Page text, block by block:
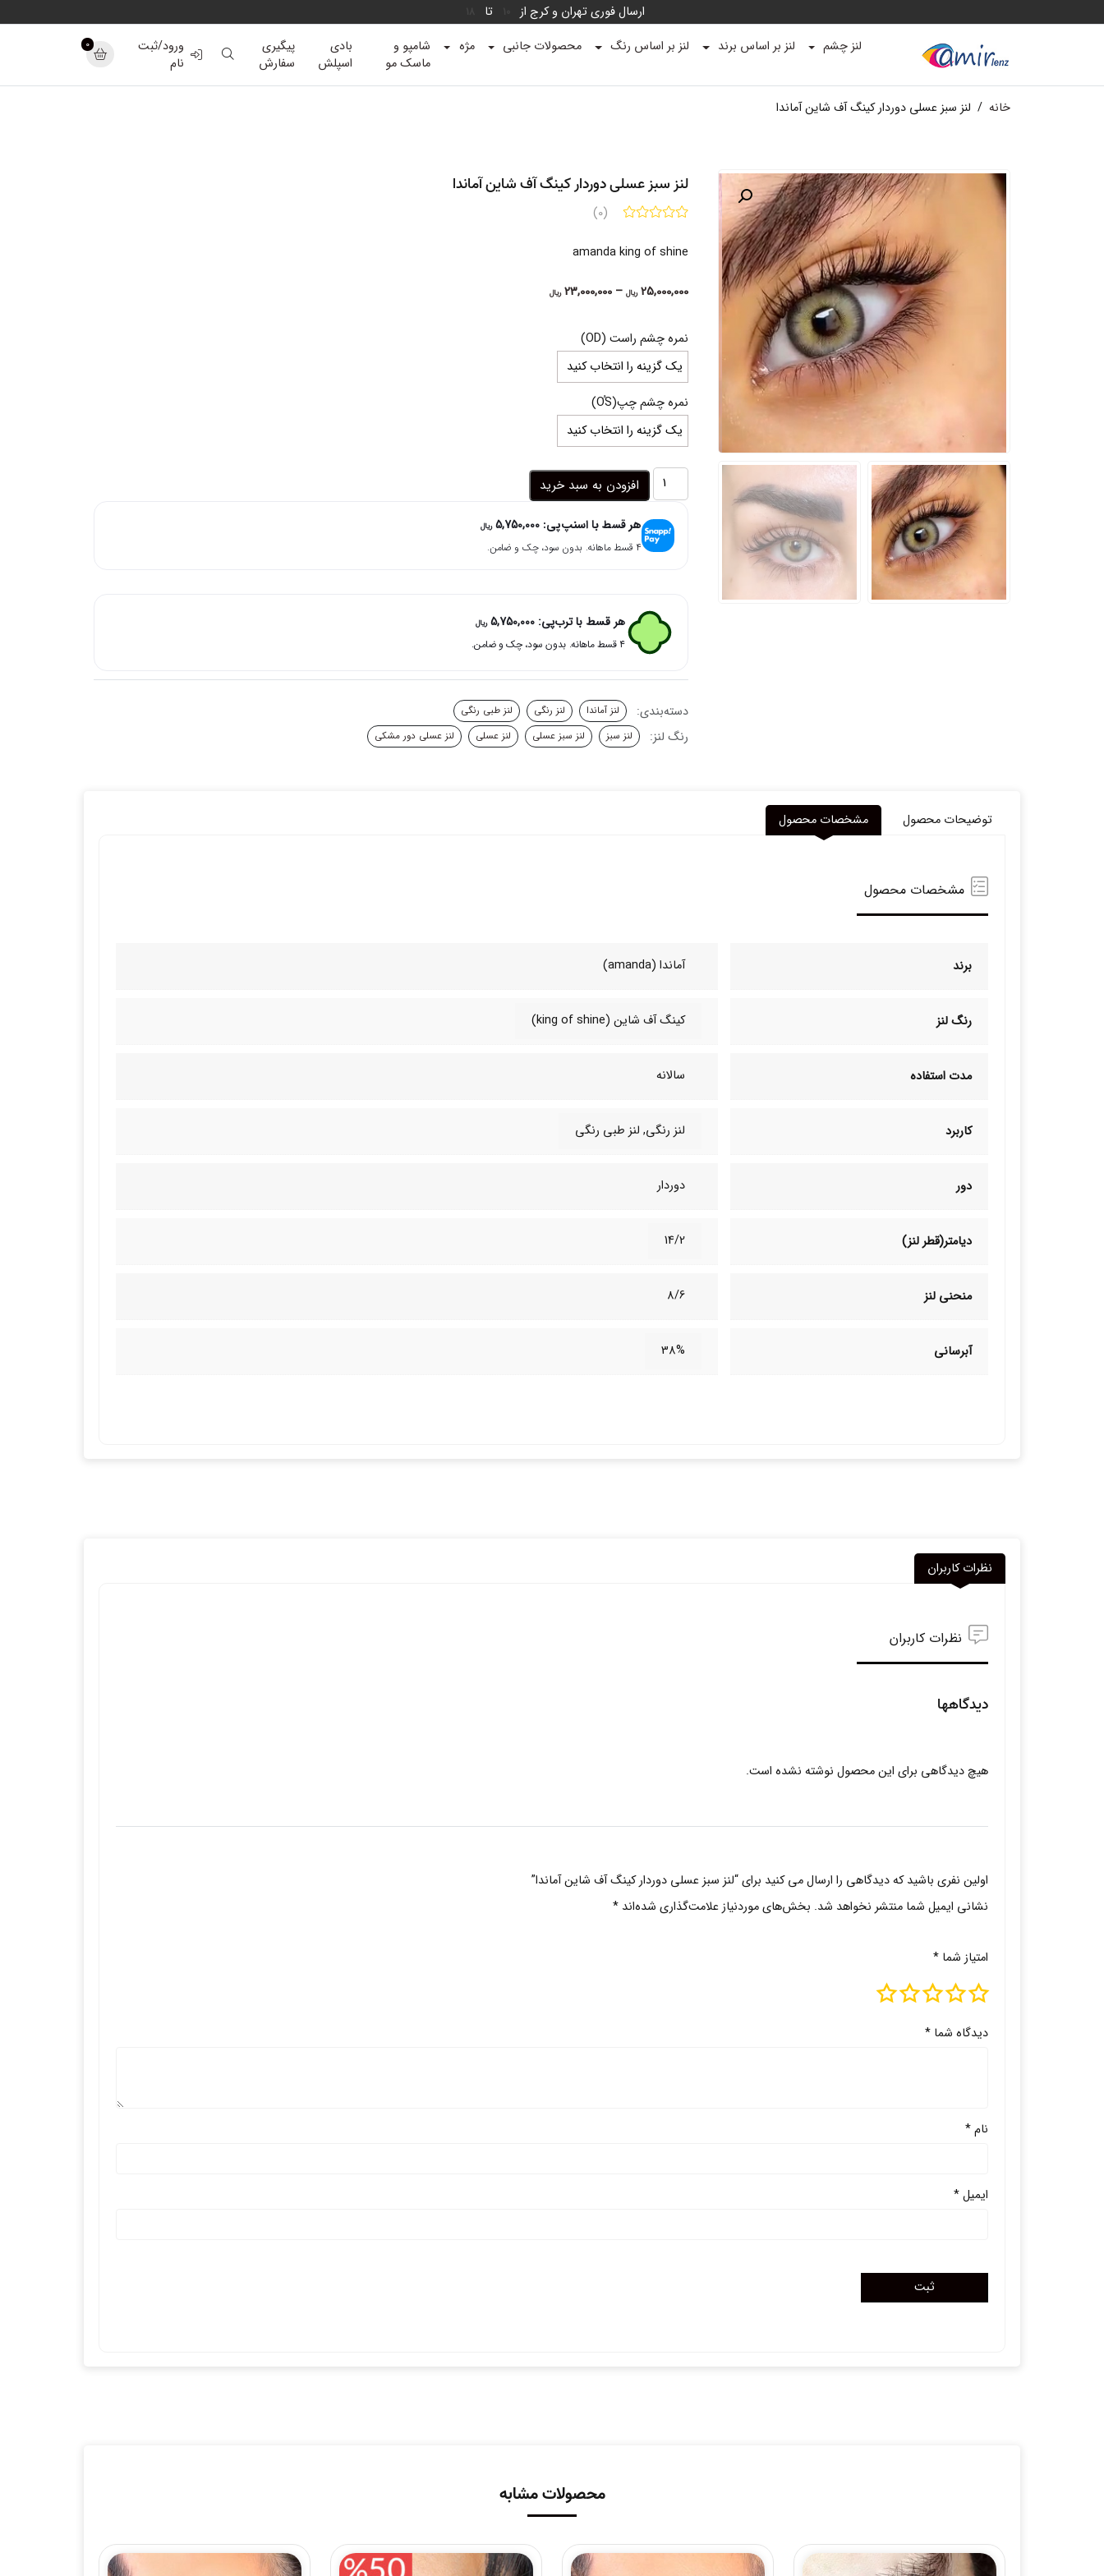
ارسال فوری تهران و کرج از تا
لنز چشم لنز بر اساس برند لنز بر اساس رنگ محصولات جانبی مژه
شامپو و
ماسک مو
بادی
اسپلش
پیگیری
سفارش
ورود/ثبت
نام
0
خانه / لنز سبز عسلی دوردار کینگ آف شاین آماندا
لنز سبز عسلی دوردار کینگ آف شاین آماندا
(0)
amanda king of shine
25,000,000 ریال –
23,000,000 ریالPrice
نمره چشم راست (OD)
نمره چشم چپ(OُS)
لنز
دوردار
کینگ
افزودن به سبد خرید
هر قسط با اسنپ‌پی: 5,750,000 ریال
۴ قسط ماهانه. بدون سود، چک و ضامن.
هر قسط با ترب‌پی: 5,750,000 ریال
۴ قسط ماهانه. بدون سود، چک و ضامن.
دسته‌بندی: لنز آماندا لنز رنگی لنز طبی رنگی
رنگ لنز: لنز سبز لنز سبز عسلی لنز عسلی لنز عسلی دور مشکی
توضیحات محصول مشخصات محصول
مشخصات محصول
برند آماندا (amanda)
رنگ لنز کینگ آف شاین (king of shine)
مدت استفاده سالانه
کاربرد لنز رنگی, لنز طبی‌ رنگی
دور دوردار
دیامتر(قطر لنز) 14/2
منحنی لنز 8/6
آبرسانی 38%
نظرات کاربران
نظرات کاربران
دیدگاهها
هیچ دیدگاهی برای این محصول نوشته نشده است.
اولین نفری باشید که دیدگاهی را ارسال می کنید برای “لنز سبز عسلی دوردار کینگ آف شاین آماندا”
نشانی ایمیل شما منتشر نخواهد شد. بخش‌های موردنیاز علامت‌گذاری شده‌اند *
امتیاز شما *
دیدگاه شما *
نام*
ایمیل*
محصولات مشابه